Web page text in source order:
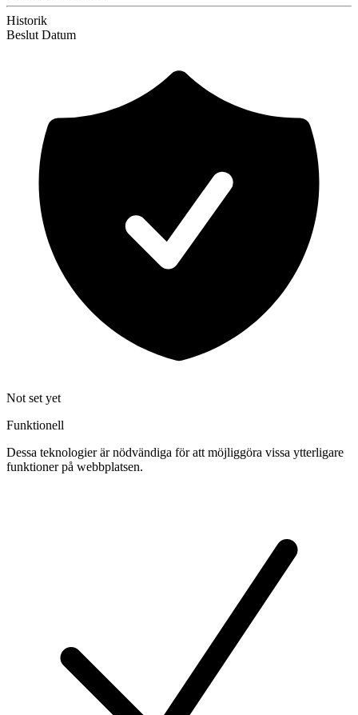
Historik
Beslut Datum
Not set yet
Funktionell
Dessa teknologier är nödvändiga för att möjliggöra vissa ytterligare
funktioner på webbplatsen.